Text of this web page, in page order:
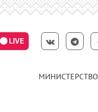
LIVE
МИНИСТЕРСТВО